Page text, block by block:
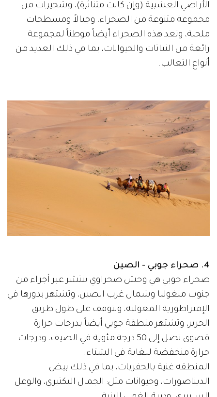
الأراضي العشبية (وإن كانت متناثرة)، وشجيرات من
مجموعة متنوعة من الصحراء، وجبالاً ومسطحات
ملحية، وتعد هذه الصحراء أيضاً موطناً لمجموعة
رائعة من النباتات والحيوانات، بما في ذلك العديد من
أنواع الثعالب.
4. صحراء جوبي - الصين
صحراء جوبي هي وحش صحراوي ينتشر عبر أجزاء من
جنوب منغوليا وشمال غرب الصين، وتشتهر بدورها في
الإمبراطورية المغولية، وتتوقف على طول طريق
الحرير، وتشتهر منطقة جوبي أيضاً بدرجات حرارة
قصوى تصل إلى 50 درجة مئوية في الصيف، ودرجات
حرارة منخفضة للغاية في الشتاء.
المنطقة غنية بالحفريات، بما في ذلك بيض
الديناصورات، وحيوانات مثل: الجمال البكتيري، والوعل